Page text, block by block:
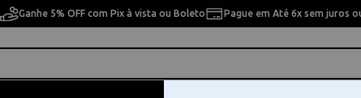
Ganhe 5% OFF com Pix à vista ou Boleto Pague em Até 6x sem juros